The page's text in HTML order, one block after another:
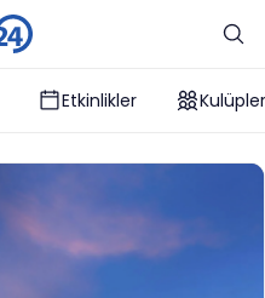
Etkinlikler Kulüpler